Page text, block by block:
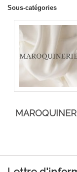
Sous-catégories